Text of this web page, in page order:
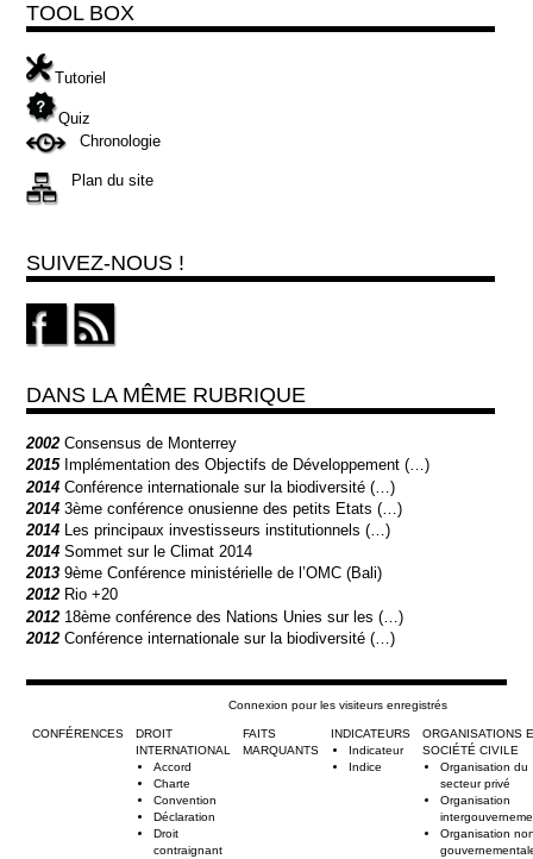
TOOL BOX
Tutoriel
Quiz
Chronologie
Plan du site
SUIVEZ-NOUS !
DANS LA MÊME RUBRIQUE
2002Consensus de Monterrey
2015 Implémentation des Objectifs de Développement (…)
2014Conférence internationale sur la biodiversité (…)
20143ème conférence onusienne des petits Etats (…)
2014
Les principaux investisseurs institutionnels (…)
2014Sommet sur le Climat 2014
20139ème Conférence ministérielle de l’OMC (Bali)
2012 Rio +20
2012 18ème conférence des Nations Unies sur les (…)
2012Conférence internationale sur la biodiversité (…)
Connexion pour les visiteurs enregistrés
CONFÉRENCES
DROIT
INTERNATIONAL
Accord
Charte
Convention
Déclaration
Droit
contraignant
FAITS
MARQUANTS
INDICATEURS
Indicateur
Indice
ORGANISATIONS
SOCIÉTÉ CIVILE
Organisation du
secteur privé
Organisation
Organisation